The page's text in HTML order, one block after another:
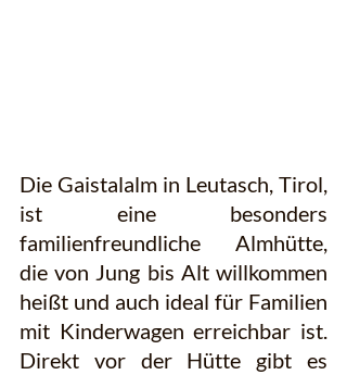
Die Gaistalalm in Leutasch, Tirol,
ist eine besonders
familienfreundliche Almhütte,
die von Jung bis Alt willkommen
heißt und auch ideal für Familien
mit Kinderwagen erreichbar ist.
Direkt vor der Hütte gibt es